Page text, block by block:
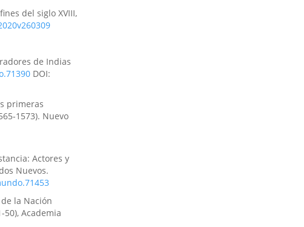
del siglo XVIII,
de Indias
DOI:
primeras
1573). Nuevo
Actores y
Nuevos.
la Nación
50), Academia